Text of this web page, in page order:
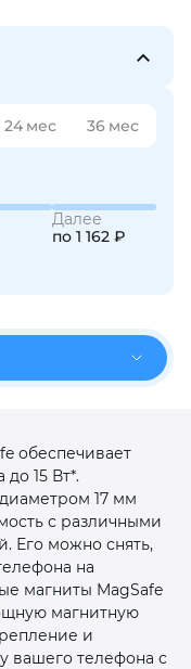
24 мес 36 мес
Далее
по 1 162 ₽
обеспечивает
15 Вт*.
17 мм
с различными
Его можно снять,
на
магниты MagSafe
магнитную
и
вашего телефона с
в 2 недели